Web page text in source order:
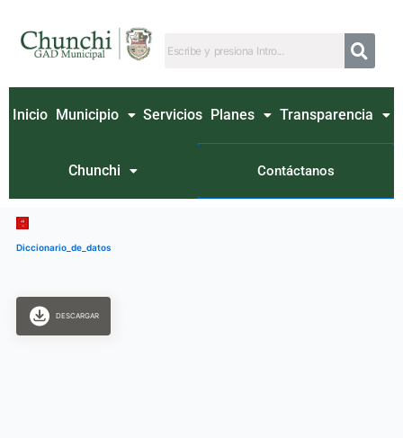
contenido
Inicio Municipio Servicios Planes Transparencia
Chunchi Contáctanos
Diccionario_de_datos
DESCARGAR